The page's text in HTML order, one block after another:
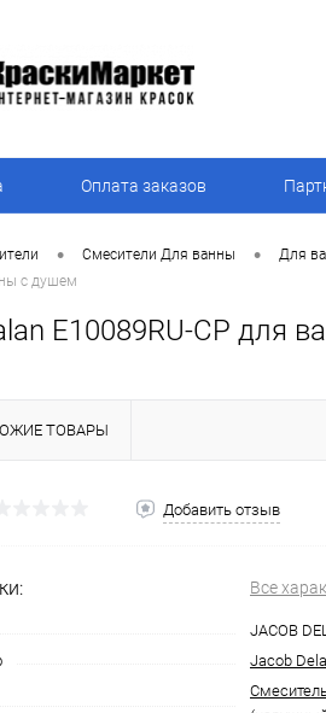
Оплата заказов
• Смесители Для ванны •
Для
с душем
E10089RU-CP для
ТОВАРЫ
Добавить отзыв
Все
JACOB
Jacob